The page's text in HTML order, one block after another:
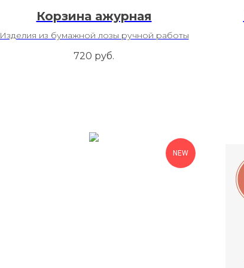
Корзина ажурная
Изделия из бумажной лозы ручной работы
720 руб.
NEW